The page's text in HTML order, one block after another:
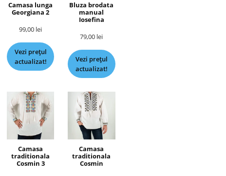
Camasa lunga
Georgiana 2
99,00 lei
Vezi prețul
actualizat!
Bluza brodata
manual
Iosefina
79,00 lei
Vezi prețul
actualizat!
Camasa
traditionala
Cosmin 3
Camasa
traditionala
Cosmin